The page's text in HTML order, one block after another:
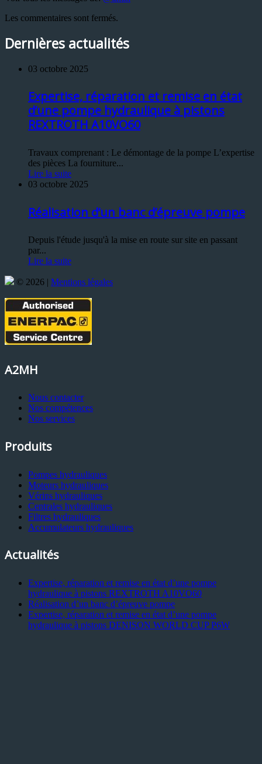
Les commentaires sont fermés.
Dernières actualités
03 octobre 2025
Expertise, réparation et remise en état
d’une pompe hydraulique à pistons
REXTROTH A10VO60
Travaux comprenant : Le démontage de la pompe L’expertise
des pièces La fourniture...
Lire la suite
03 octobre 2025
Réalisation d’un banc d’épreuve pompe
Depuis l'étude jusqu'à la mise en route sur site en passant
par...
Lire la suite
© 2026 | Mentions légales
A2MH
Nous contacter
Nos compétences
Nos services
Produits
Pompes hydrauliques
Moteurs hydrauliques
Vérins hydrauliques
Centrales hydrauliques
Filtres hydrauliques
Accumulateurs hydrauliques
Actualités
Expertise, réparation et remise en état d’une pompe
hydraulique à pistons REXTROTH A10VO60
Réalisation d’un banc d’épreuve pompe
Expertise, réparation et remise en état d’une pompe
hydraulique à pistons DENISON WORLD CUP P6W